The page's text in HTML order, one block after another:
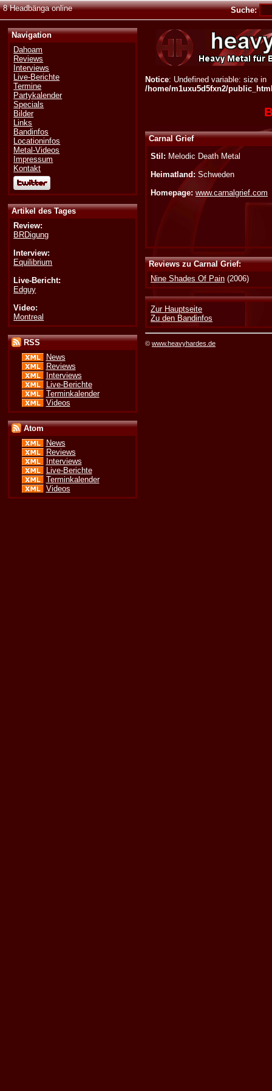
8 Headbänga online Suche:
Navigation
Dahoam
Reviews
Interviews
Live-Berichte
Termine
Partykalender
Specials
Bilder
Links
Bandinfos
Locationinfos
Metal-Videos
Impressum
Kontakt
Artikel des Tages
Review:
BRDigung
Interview:
Equilibrium
Live-Bericht:
Edguy
Video:
Montreal
RSS
News
Reviews
Interviews
Live-Berichte
Terminkalender
Videos
Atom
News
Reviews
Interviews
Live-Berichte
Terminkalender
Videos
Notice: Undefined variable: size in
/home/m1uxu5d5fxn2/
Carnal Grief
Stil: Melodic Death Metal
Heimatland: Schweden
Homepage: www.carnalgrief.com
Reviews zu Carnal Grief:
Nine Shades Of Pain (2006)
Zur Hauptseite
Zu den Bandinfos
©www.heavyhardes.de